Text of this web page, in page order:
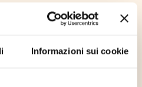
Informazioni sui cookie
M. Cellaro
al Maestro